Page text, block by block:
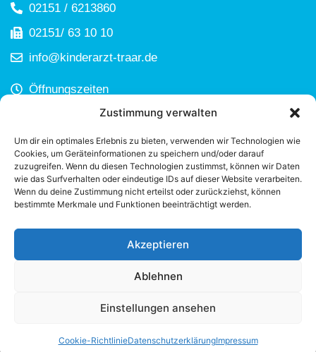
Zustimmung verwalten
Um dir ein optimales Erlebnis zu bieten, verwenden wir Technologien wie
Cookies, um Geräteinformationen zu speichern und/oder darauf
zuzugreifen. Wenn du diesen Technologien zustimmst, können wir Daten
wie das Surfverhalten oder eindeutige IDs auf dieser Website verarbeiten.
Wenn du deine Zustimmung nicht erteilst oder zurückziehst, können
bestimmte Merkmale und Funktionen beeinträchtigt werden.
Akzeptieren
Ablehnen
Einstellungen ansehen
Cookie-RichtlinieDatenschutzerklärungImpressum
02151 / 6213860
02151/ 63 10 10
info@kinderarzt-traar.de
Öffnungszeiten
Mo–Fr: 8:00–12:00 Uhr
Mo, Di, Do: 15:00–17:00 Uhr
Termin Online Buchen
Datenschutzerklärung
Haftungsausschluss